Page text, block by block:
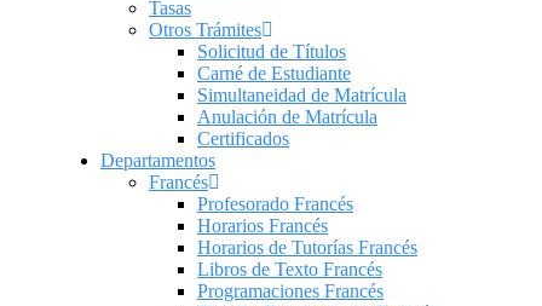
Tasas
Otros Trámites
Solicitud de Títulos
Carné de Estudiante
Simultaneidad de Matrícula
Anulación de Matrícula
Certificados
Departamentos
Francés
Profesorado Francés
Horarios Francés
Horarios de Tutorías Francés
Libros de Texto Francés
Programaciones Francés